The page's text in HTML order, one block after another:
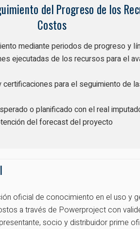
del Progreso de los
Costos
mediante periodos de progreso y
ejecutadas de los recursos para el
para el seguimiento de
o planificado con el real
del forecast del proyecto
oficial de conocimiento en el uso y
a través de Powerproject con
socio y distribuidor prime